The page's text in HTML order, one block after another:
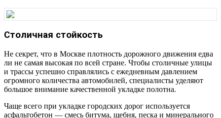
Столичная стойкость
Не секрет, что в Москве плотность дорожного движения едва
ли не самая высокая по всей стране. Чтобы столичные улицы
и трассы успешно справлялись с ежедневным давлением
огромного количества автомобилей, специалисты уделяют
большое внимание качественной укладке полотна.
Чаще всего при укладке городских дорог используется
асфальтобетон — смесь битума, щебня, песка и минерального